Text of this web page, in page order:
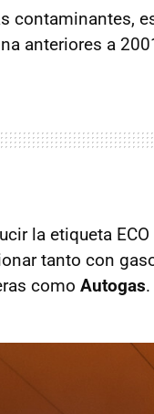
contaminantes,
anteriores a
la etiqueta ECO
tanto con
como Autogas.